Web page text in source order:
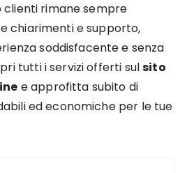
clienti rimane sempre
chiarimenti e supporto,
soddisfacente e senza
tutti i servizi offerti sulsito
e approfitta subito di
ed economiche per le tue